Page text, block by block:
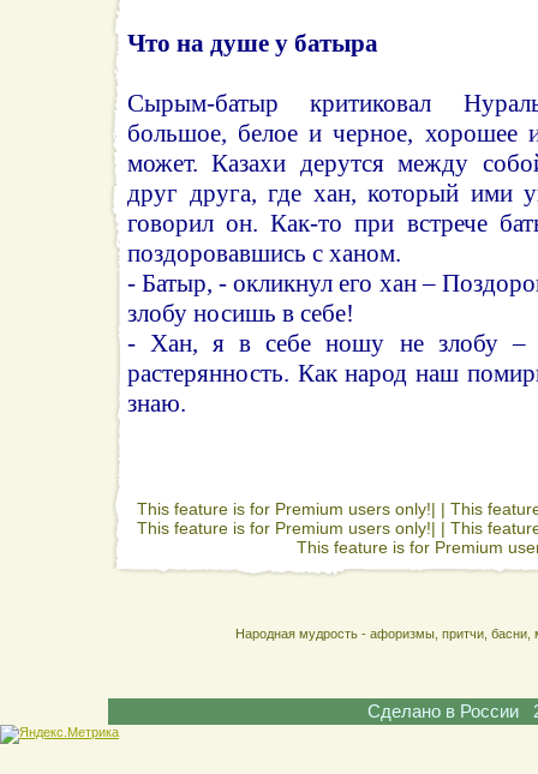
Что на душе у батыра
Сырым-батыр критиковал
большое, белое и черное, хорошее
может. Казахи дерутся между
друг друга, где хан, который ими
говорил он. Как-то при встрече
поздоровавшись с ханом.
- Батыр, - окликнул его хан –
злобу носишь в себе!
- Хан, я в себе ношу не злобу –
растерянность. Как народ наш
знаю.
This feature is for Premium users only!| | This
This feature is for Premium users only!| | This
This feature is for Premium
Народная мудрость - афоризмы, притчи,
Сделано в России